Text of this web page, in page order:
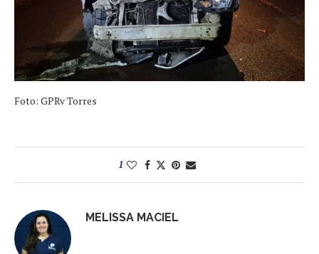
Foto: GPRv Torres
1
MELISSA MACIEL